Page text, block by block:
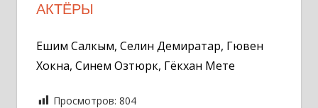
АКТЁРЫ
Ешим Салкым, Селин Демиратар, Гювен
Хокна, Синем Озтюрк, Гёкхан Мете
Просмотров: 804